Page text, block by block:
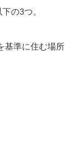
の3つ。
基準に住む場所